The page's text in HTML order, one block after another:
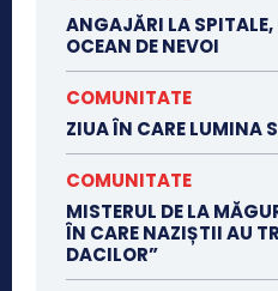
ANGAJĂRI LA
OCEAN DE NEVOI
COMUNITATE
ZIUA ÎN CARE LUMINA
COMUNITATE
MISTERUL DE LA
ÎN CARE NAZIȘTII AU
DACILOR”